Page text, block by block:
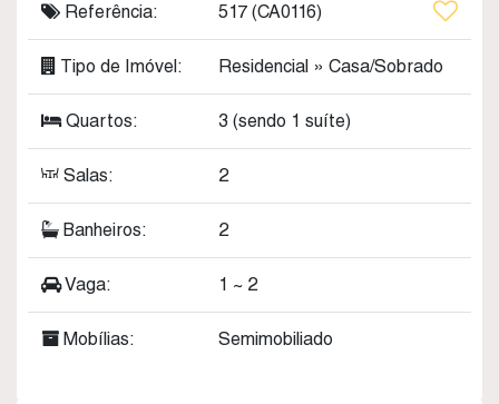
Referência: 517 (CA0116)
Tipo de Imóvel: Residencial » Casa/Sobrado
Quartos: 3 (sendo 1 suíte)
Salas: 2
Banheiros: 2
Vaga: 1 ~ 2
Mobílias: Semimobiliado